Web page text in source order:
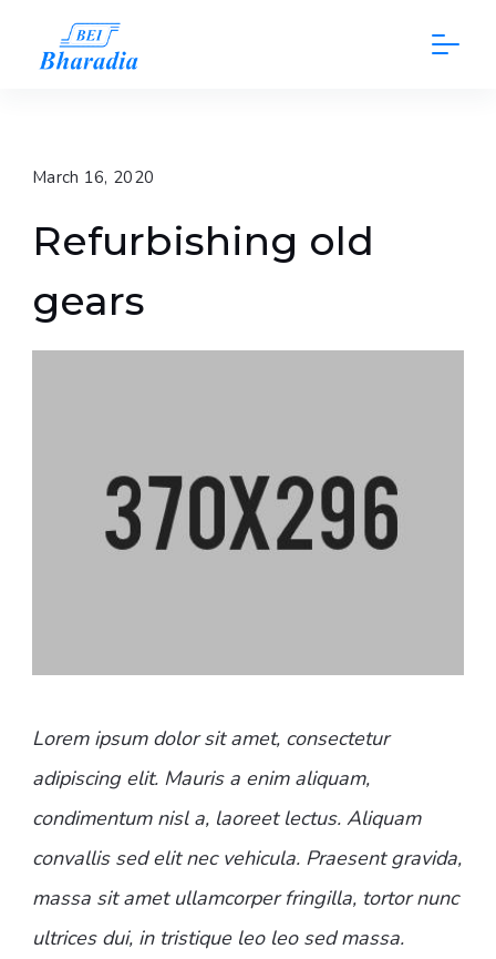
March 16, 2020
Refurbishing old
gears
Lorem ipsum dolor sit amet, consectetur
adipiscing elit. Mauris a enim aliquam,
condimentum nisl a, laoreet lectus. Aliquam
convallis sed elit nec vehicula. Praesent gravida,
massa sit amet ullamcorper fringilla, tortor nunc
ultrices dui, in tristique leo leo sed massa.